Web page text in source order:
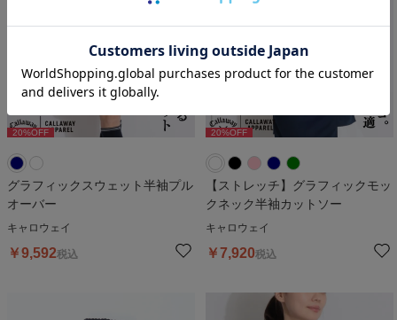
20%OFF %OFF
グラフィックスウェット半袖プル
オーバー
キャロウェイ
￥9,592税込
20%OFF 20%OFF
【ストレッチ】グラフィックモッ
クネック半袖カットソー
キャロウェイ
￥7,920税込